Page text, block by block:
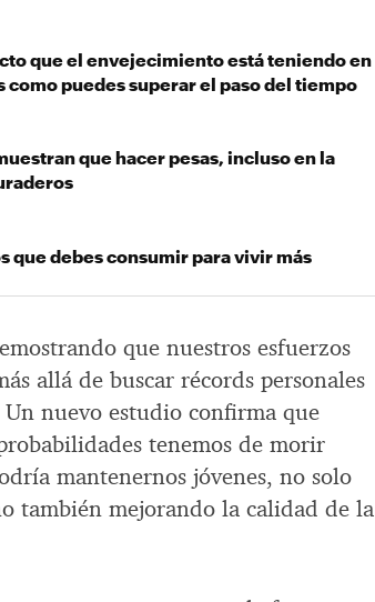
que nuestros esfuerzos
allá de buscar récords personales
nuevo estudio confirma que
tenemos de morir
mantenernos jóvenes, no solo
también mejorando la calidad de la
que el envejecimiento está teniendo en
como puedes superar el paso del tiempo
que hacer pesas, incluso en la
que debes consumir para vivir más